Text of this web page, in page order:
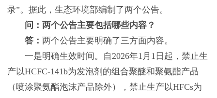
录”。据此，生态环境部编制了两个公告。
问：两个公告主要包括哪些内容？
答： 两个公告主要明确了三方面内容。
一是明确生效时间。自2026年1月1日起，禁止生
产以HCFC-141b为发泡剂的组合聚醚和聚氨酯产品
（喷涂聚氨酯泡沫产品除外），禁止生产以HFCs为